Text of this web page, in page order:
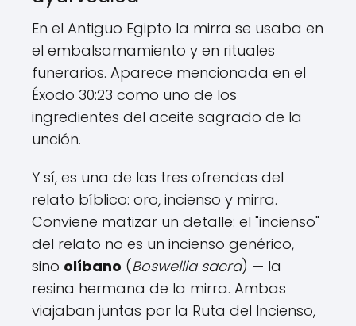
En el Antiguo Egipto la mirra se usaba en
el embalsamamiento y en rituales
funerarios. Aparece mencionada en el
Éxodo 30:23 como uno de los
ingredientes del aceite sagrado de la
unción.
Y sí, es una de las tres ofrendas del
relato bíblico: oro, incienso y mirra.
Conviene matizar un detalle: el "incienso"
del relato no es un incienso genérico,
sino olíbano (Boswellia sacra) — la
resina hermana de la mirra. Ambas
viajaban juntas por la Ruta del Incienso,